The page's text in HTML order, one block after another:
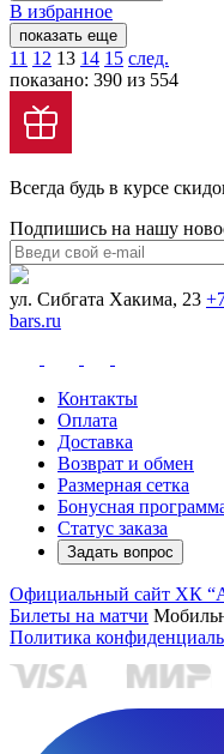
В избранное
показать еще
11 12 13 14 15 след.
показано: 390 из 554
Всегда будь в курсе
Подпишись на нашу
ул. Сибгата Хакима, 23
bars.ru
Контакты
Оплата
Доставка
Возврат и обмен
Размерная сетка
Бонусная
Статус заказа
Задать вопрос
Официальный сайт ХК
Билеты на матчи
Политика